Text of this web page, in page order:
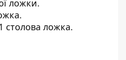
ложки.
столова ложка.